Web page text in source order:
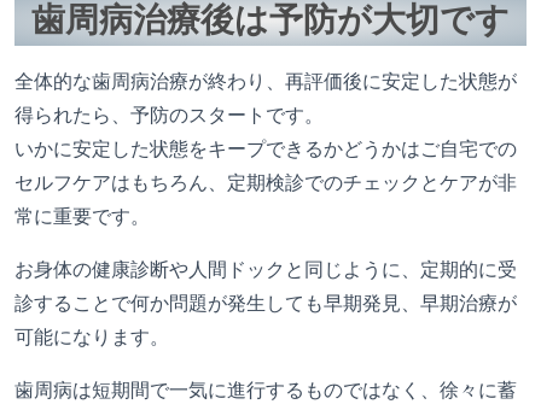
歯周病治療後は予防が大切です
全体的な歯周病治療が終わり、再評価後に安定した状態が
得られたら、予防のスタートです。
いかに安定した状態をキープできるかどうかはご自宅での
セルフケアはもちろん、定期検診でのチェックとケアが非
常に重要です。
お身体の健康診断や人間ドックと同じように、定期的に受
診することで何か問題が発生しても早期発見、早期治療が
可能になります。
歯周病は短期間で一気に進行するものではなく、徐々に蓄